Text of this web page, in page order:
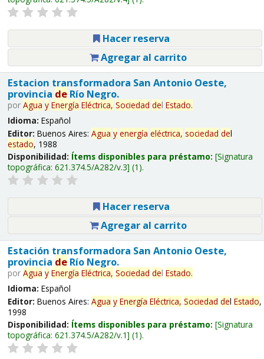
Hacer reserva
Agregar al carrito
Estacion transformadora San Antonio Oeste,
provincia deRío Negro.
por Agua y Energía Eléctrica, Sociedad del Estado.
Idioma: Español
Editor: Buenos Aires: Agua y energía eléctrica, sociedad del
estado, 1988
Disponibilidad: Ítems disponibles para préstamo: Signatura
topográfica: 621.374.5/A282/v.3 (1).
Hacer reserva
Agregar al carrito
Estación transformadora San Antonio Oeste,
provincia deRío Negro.
por Agua y Energía Eléctrica, Sociedad del Estado.
Idioma: Español
Editor: Buenos Aires: Agua y Energía Eléctrica, Sociedad del Estado,
1998
Disponibilidad: Ítems disponibles para préstamo: Signatura
topográfica: 621.374.5/A282/v.1 (1).